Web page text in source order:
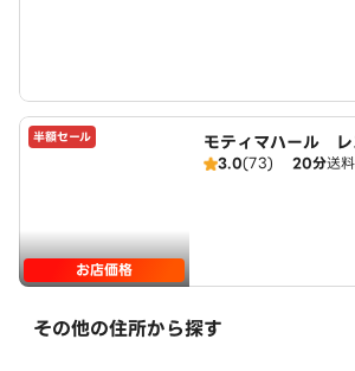
半額セール
お店価格
モティマハール
バー
3.0(73) 20分送料
その他の住所から探す